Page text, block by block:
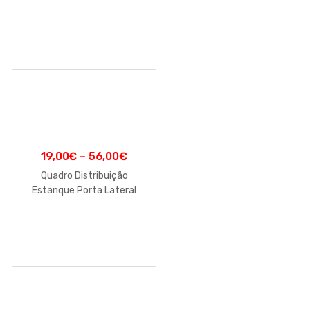
19,00€ – 56,00€
Quadro Distribuição
Estanque Porta Lateral